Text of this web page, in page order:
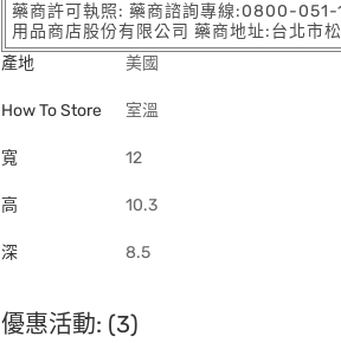
藥商許可執照: 藥商諮詢專線:0800-051-
用品商店股份有限公司 藥商地址:台北市
產地
美國
How To Store 室溫
寬 12
高 10.3
深 8.5
優惠活動: (3)